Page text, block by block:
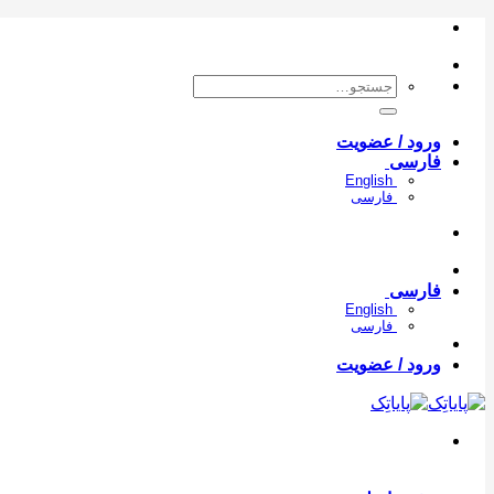
Skip
content
جستجو
برای:
ورود / عضویت
فارسی
فارسی
فارسی
فارسی
ورود / عضویت